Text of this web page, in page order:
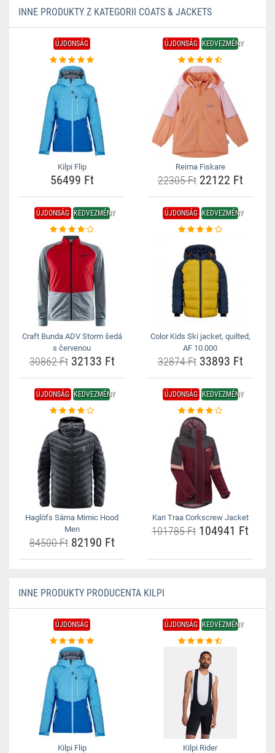
INNE PRODUKTY Z KATEGORII COATS & JACKETS
ÚJDONSÁG
Kilpi Flip
56499 Ft
ÚJDONSÁG KEDVEZMÉNY
Reima Fiskare
22305 Ft22122 Ft
ÚJDONSÁG KEDVEZMÉNY
Craft Bunda ADV Storm šedá
s červenou
30862 Ft32133 Ft
ÚJDONSÁG KEDVEZMÉNY
Color Kids Ski jacket, quilted,
AF 10.000
32874 Ft33893 Ft
ÚJDONSÁG KEDVEZMÉNY
Haglöfs Särna Mimic Hood
Men
84500 Ft82190 Ft
ÚJDONSÁG KEDVEZMÉNY
Kari Traa Corkscrew Jacket
101785 Ft 104941 Ft
INNE PRODUKTY PRODUCENTA KILPI
ÚJDONSÁG
Kilpi Flip
ÚJDONSÁG KEDVEZMÉNY
Kilpi Rider